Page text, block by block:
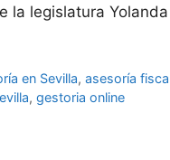
la legislatura
en Sevilla,asesoría
, gestoria online